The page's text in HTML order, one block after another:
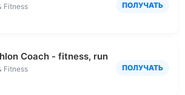
Fitness
ПОЛУЧАТЬ
Coach - fitness, run
Fitness
ПОЛУЧАТЬ